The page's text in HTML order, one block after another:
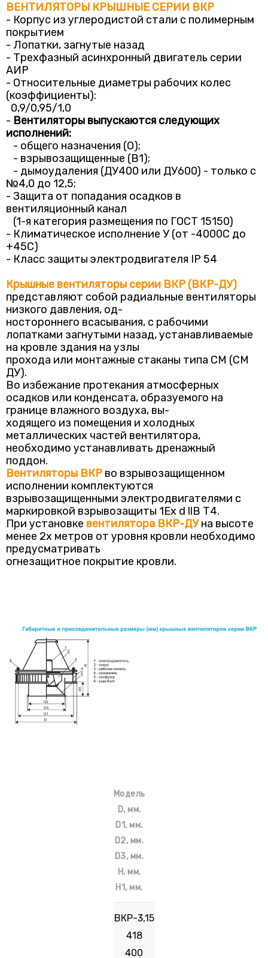
ВЕНТИЛЯТОРЫ КРЫШНЫЕ СЕРИИ ВКР
- Корпус из углеродистой стали с полимерным
покрытием
- Лопатки, загнутые назад
- Трехфазный асинхронный двигатель серии
АИР
- Относительные диаметры рабочих колес
(коэффициенты):
0,9/0,95/1,0
- Вентиляторы выпускаются следующих
исполнений:
- общего назначения (О);
- взрывозащищенные (В1);
- дымоудаления (ДУ400 или ДУ600) - только с
№4,0 до 12,5;
- Защита от попадания осадков в
вентиляционный канал
(1-я категория размещения по ГОСТ 15150)
- Климатическое исполнение У (от -4000С до
+45С)
- Класс защиты электродвигателя IP 54
Крышные вентиляторы серии ВКР (ВКР-ДУ)
представляют собой радиальные вентиляторы
низкого давления, од-
ностороннего всасывания, с рабочими
лопатками загнутыми назад, устанавливаемые
на кровле здания на узлы
прохода или монтажные стаканы типа СМ (СМ
ДУ).
Во избежание протекания атмосферных
осадков или конденсата, образуемого на
границе влажного воздуха, вы-
ходящего из помещения и холодных
металлических частей вентилятора,
необходимо устанавливать дренажный
поддон.
Вентиляторы ВКР во взрывозащищенном
исполнении комплектуются
взрывозащищенными электродвигателями с
маркировкой взрывозащиты 1Ех d llВ Т4.
При установке вентилятора ВКР-ДУна высоте
менее 2х метров от уровня кровли необходимо
предусматривать
огнезащитное покрытие кровли.
Модель
D, мм.
D1, мм.
D2, мм.
D3, мм.
Н, мм.
Н1, мм.
ВКР-3,15
418
400